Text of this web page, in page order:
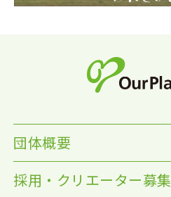
団体概要
採用・クリエーター募集